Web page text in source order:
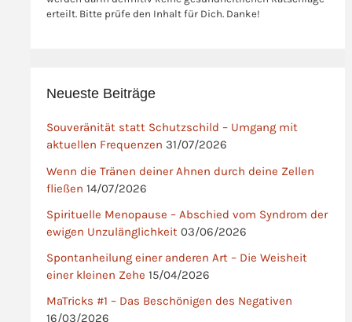
erteilt. Bitte prüfe den Inhalt für Dich. Danke!
Neueste Beiträge
Souveränität statt Schutzschild – Umgang mit
aktuellen Frequenzen 31/07/2026
Wenn die Tränen deiner Ahnen durch deine Zellen
fließen 14/07/2026
Spirituelle Menopause – Abschied vom Syndrom der
ewigen Unzulänglichkeit 03/06/2026
Spontanheilung einer anderen Art – Die Weisheit
einer kleinen Zehe 15/04/2026
MaTricks #1 – Das Beschönigen des Negativen
16/03/2026